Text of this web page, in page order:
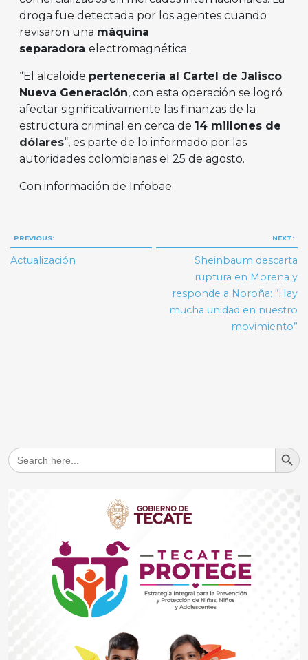
droga fue detectada por los agentes cuando
revisaron una máquina
separadora electromagnética.
“El alcaloide pertenecería al Cartel de Jalisco
Nueva Generación, con esta operación se logró
afectar significativamente las finanzas de la
estructura criminal en cerca de 14 millones de
dólares“, es parte de lo informado por las
autoridades colombianas el 25 de agosto.
Con información de Infobae
Navegación
de
PREVIOUS:
Actualización
NEXT:
Sheinbaum descarta
ruptura en Morena y
responde a Noroña: “Hay
mucha unidad en nuestro
movimiento”
Search
for:
Search